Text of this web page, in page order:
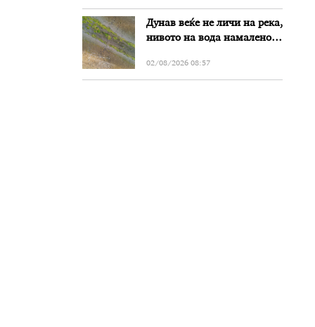
Дунав веќе не личи на река,
нивото на вода намалено
Бугарија
02/08/2026 08:57